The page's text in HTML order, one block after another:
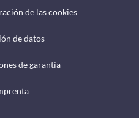
de las cookies
de datos
de garantía